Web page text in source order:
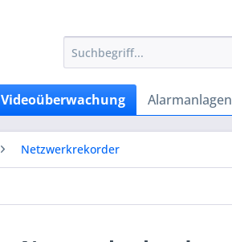
Videoüberwachung Alarmanlagen
Netzwerkrekorder